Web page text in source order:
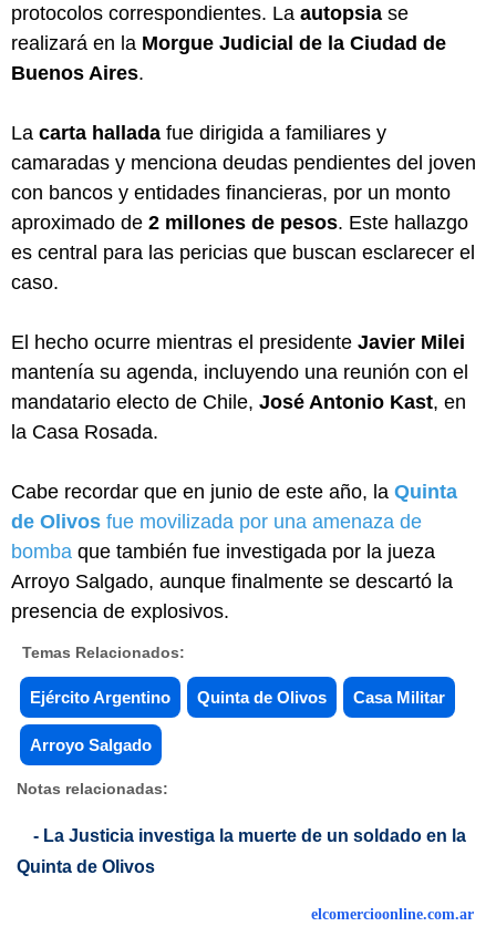
protocolos correspondientes. La autopsia se
realizará en la Morgue Judicial de la Ciudad de
Buenos Aires.
La carta hallada fue dirigida a familiares y
camaradas y menciona deudas pendientes del joven
con bancos y entidades financieras, por un monto
aproximado de 2 millones de pesos. Este hallazgo
es central para las pericias que buscan esclarecer el
caso.
El hecho ocurre mientras el presidente Javier Milei
mantenía su agenda, incluyendo una reunión con el
mandatario electo de Chile, José Antonio Kast, en
la Casa Rosada.
Cabe recordar que en junio de este año, la Quinta
de Olivos fue movilizada por una amenaza de
bomba que también fue investigada por la jueza
Arroyo Salgado, aunque finalmente se descartó la
presencia de explosivos.
Temas Relacionados:
Ejército Argentino Quinta de Olivos Casa Militar
Arroyo Salgado
Notas relacionadas:
- La Justicia investiga la muerte de un soldado en la
Quinta de Olivos
elcomercioonline.com.ar